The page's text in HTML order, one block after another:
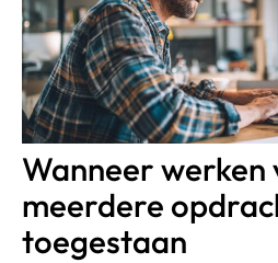
Wanneer werken
meerdere
toegestaan